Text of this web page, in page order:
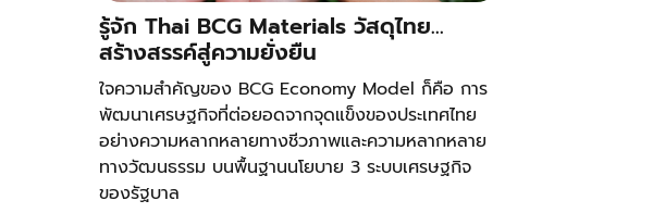
รู้จัก Thai BCG Materials วัสดุไทย…
สร้างสรรค์สู่ความยั่งยืน
ใจความสำคัญของ BCG Economy Model ก็คือ การ
พัฒนาเศรษฐกิจที่ต่อยอดจากจุดแข็งของประเทศไทย
อย่างความหลากหลายทางชีวภาพและความหลากหลาย
ทางวัฒนธรรม บนพื้นฐานนโยบาย 3 ระบบเศรษฐกิจ
ของรัฐบาล